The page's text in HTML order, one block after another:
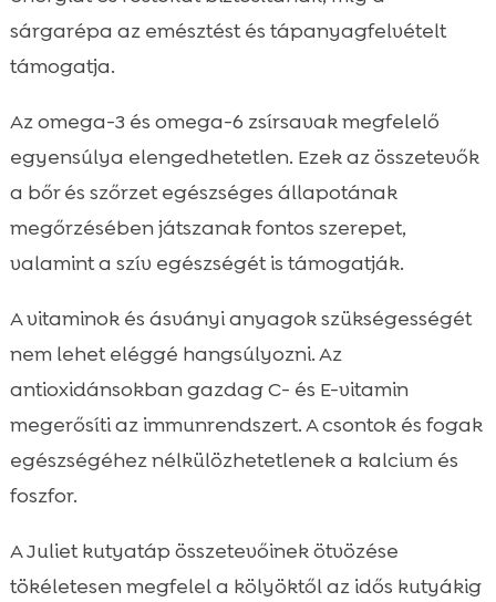
sárgarépa az emésztést és tápanyagfelvételt
támogatja.
Az omega-3 és omega-6 zsírsavak megfelelő
egyensúlya elengedhetetlen. Ezek az összetevők
a bőr és szőrzet egészséges állapotának
megőrzésében játszanak fontos szerepet,
valamint a szív egészségét is támogatják.
A vitaminok és ásványi anyagok szükségességét
nem lehet eléggé hangsúlyozni. Az
antioxidánsokban gazdag C- és E-vitamin
megerősíti az immunrendszert. A csontok és fogak
egészségéhez nélkülözhetetlenek a kalcium és
foszfor.
A Juliet kutyatáp összetevőinek ötvözése
tökéletesen megfelel a kölyöktől az idős kutyákig